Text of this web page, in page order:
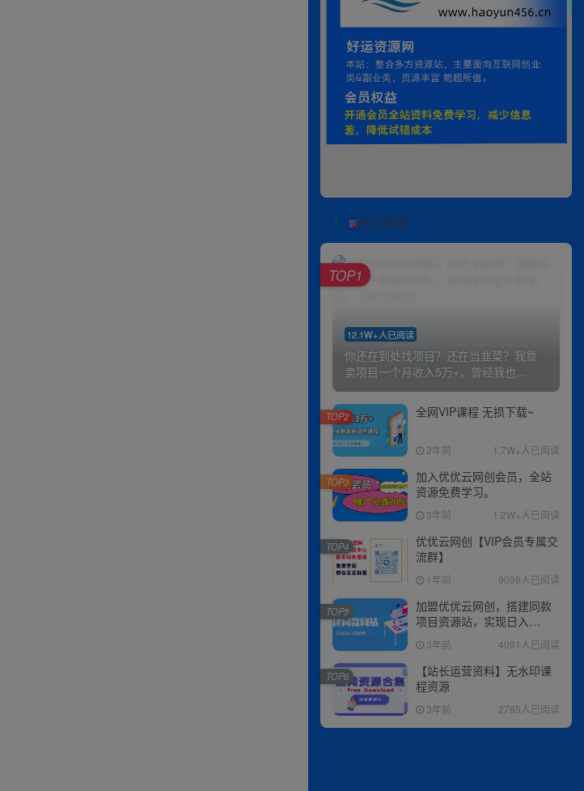
热门资源
12.1W+人已阅读
你还在到处找项目？还在当韭菜？我靠
卖项目一个月收入5万+，曾经我也...
TOP1
全网VIP课程 无损下载~
2年前 1.7W+人已阅读
TOP2
加入优优云网创会员，全站
资源免费学习。
3年前 1.2W+人已阅读
TOP3
优优云网创【VIP会员专属交
流群】
1年前 9098人已阅读
TOP4
加盟优优云网创，搭建同款
项目资源站，实现日入
2000+
3年前 4091人已阅读
TOP5
【站长运营资料】无水印课
程资源
3年前 2785人已阅读
TOP6